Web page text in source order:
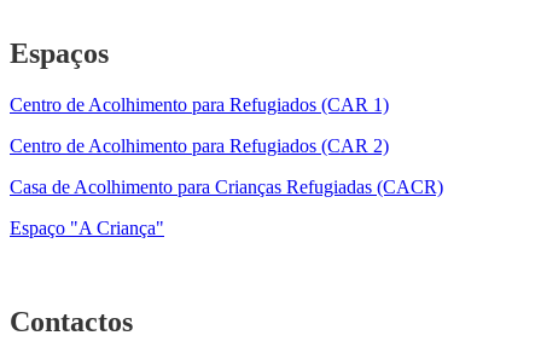
Espaços
Centro de Acolhimento para Refugiados (CAR 1)
Centro de Acolhimento para Refugiados (CAR 2)
Casa de Acolhimento para Crianças Refugiadas (CACR)
Espaço "A Criança"
Contactos